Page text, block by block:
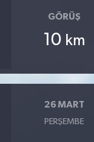
GÖRÜŞ
10 km
26 MART
PERŞEMBE